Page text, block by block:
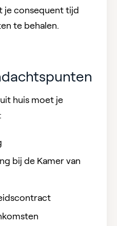
je consequent tijd
te behalen.
huis moet je
bij de Kamer van